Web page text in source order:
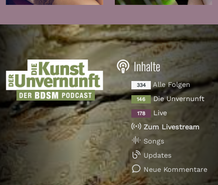
Inhalte
334 Alle Folgen
146 Die Unvernunft
178
Live
Zum Livestream
Songs
Updates
Neue Kommentare